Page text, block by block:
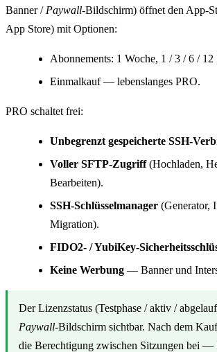
Banner / Paywall-Bildschirm) öffnet den App-
App Store) mit Optionen:
Abonnements: 1 Woche, 1 / 3 / 6 / 12
Einmalkauf — lebenslanges PRO.
PRO schaltet frei:
Unbegrenzt gespeicherte SSH-
Voller SFTP-Zugriff(Hochladen,
Bearbeiten).
SSH-Schlüsselmanager (Generator,
Migration).
FIDO2- / YubiKey-
Keine Werbung — Banner und
Der Lizenzstatus (Testphase / aktiv /
Paywall-Bildschirm sichtbar. Nach dem
die Berechtigung zwischen Sitzungen bei —